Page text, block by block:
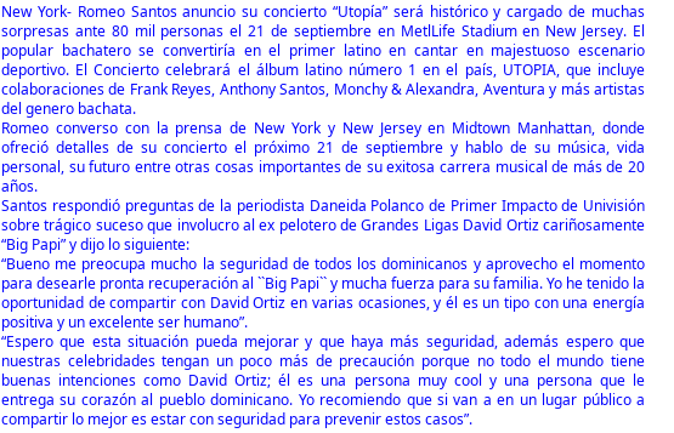
New York- Romeo Santos anuncio su concierto “Utopía” será histórico y cargado de muchas
sorpresas ante 80 mil personas el 21 de septiembre en MetlLife Stadium en New Jersey. El
popular bachatero se convertiría en el primer latino en cantar en majestuoso escenario
deportivo. El Concierto celebrará el álbum latino número 1 en el país, UTOPIA, que incluye
colaboraciones de Frank Reyes, Anthony Santos, Monchy & Alexandra, Aventura y más artistas
del genero bachata.
Romeo converso con la prensa de New York y New Jersey en Midtown Manhattan, donde
ofreció detalles de su concierto el próximo 21 de septiembre y hablo de su música, vida
personal, su futuro entre otras cosas importantes de su exitosa carrera musical de más de 20
años.
Santos respondió preguntas de la periodista Daneida Polanco de Primer Impacto de Univisión
sobre trágico suceso que involucro al ex pelotero de Grandes Ligas David Ortiz cariñosamente
“Big Papi” y dijo lo siguiente:
“Bueno me preocupa mucho la seguridad de todos los dominicanos y aprovecho el momento
para desearle pronta recuperación al ``Big Papi`` y mucha fuerza para su familia. Yo he tenido la
oportunidad de compartir con David Ortiz en varias ocasiones, y él es un tipo con una energía
positiva y un excelente ser humano”.
“Espero que esta situación pueda mejorar y que haya más seguridad, además espero que
nuestras celebridades tengan un poco más de precaución porque no todo el mundo tiene
buenas intenciones como David Ortiz; él es una persona muy cool y una persona que le
entrega su corazón al pueblo dominicano. Yo recomiendo que si van a en un lugar público a
compartir lo mejor es estar con seguridad para prevenir estos casos”.